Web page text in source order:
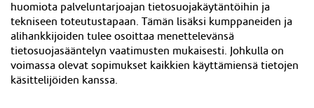
huomiota palveluntarjoajan tietosuojakäytäntöihin ja
tekniseen toteutustapaan. Tämän lisäksi kumppaneiden ja
alihankkijoiden tulee osoittaa menettelevänsä
tietosuojasääntelyn vaatimusten mukaisesti. Johkulla on
voimassa olevat sopimukset kaikkien käyttämiensä tietojen
käsittelijöiden kanssa.